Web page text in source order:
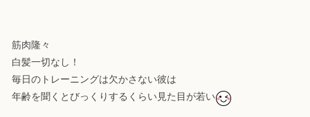
筋肉隆々
白髪一切なし！
毎日のトレーニングは欠かさない彼は
年齢を聞くとびっくりするくらい見た目が若い